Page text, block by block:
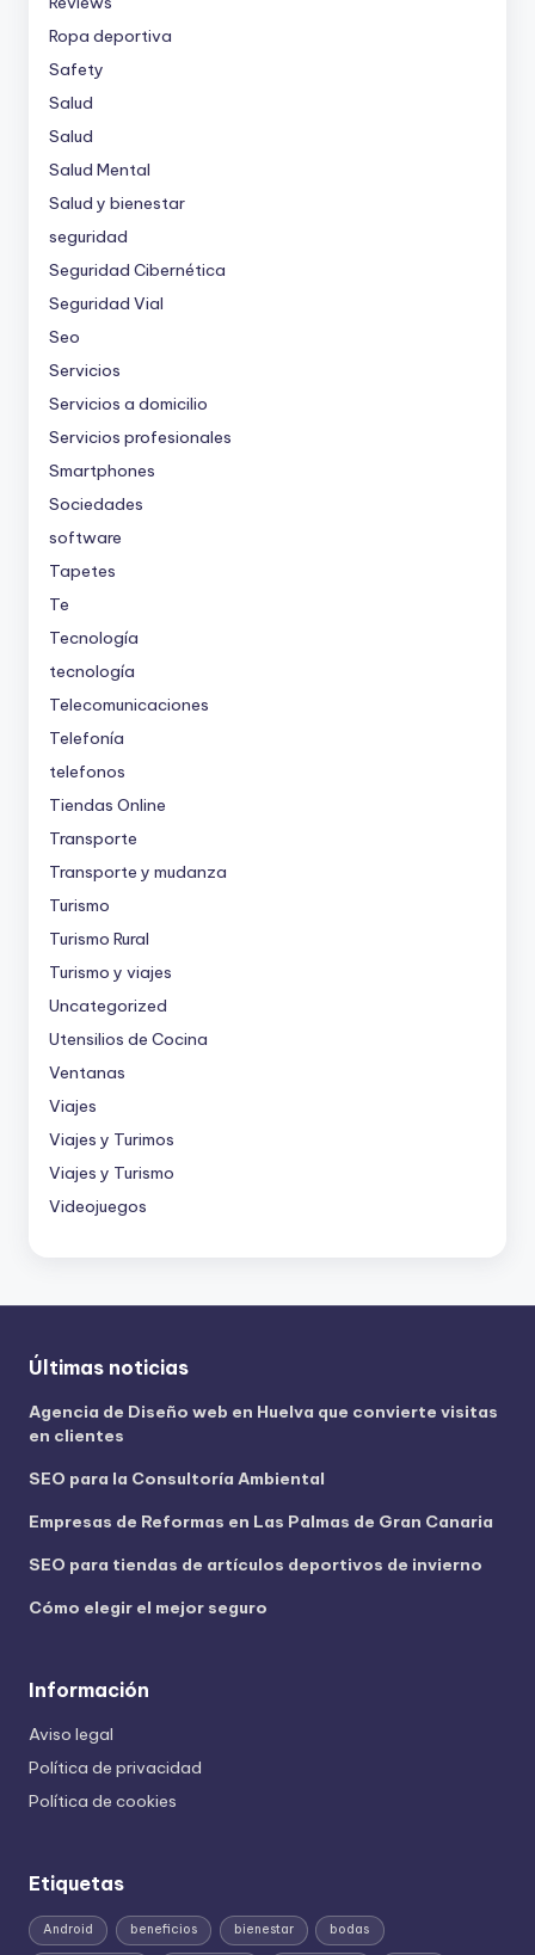
Ropa deportiva
Safety
Salud
Salud
Salud Mental
Salud y bienestar
seguridad
Seguridad Cibernética
Seguridad Vial
Seo
Servicios
Servicios a domicilio
Servicios profesionales
Smartphones
Sociedades
software
Tapetes
Te
Tecnología
tecnología
Telecomunicaciones
Telefonía
telefonos
Tiendas Online
Transporte
Transporte y mudanza
Turismo
Turismo Rural
Turismo y viajes
Uncategorized
Utensilios de Cocina
Ventanas
Viajes
Viajes y Turimos
Viajes y Turismo
Videojuegos
Últimas noticias
Agencia de Diseño web en Huelva que convierte visitas
en clientes
SEO para la Consultoría Ambiental
Empresas de Reformas en Las Palmas de Gran Canaria
SEO para tiendas de artículos deportivos de invierno
Cómo elegir el mejor seguro
Información
Aviso legal
Política de privacidad
Política de cookies
Etiquetas
Android beneficios bienestar bodas